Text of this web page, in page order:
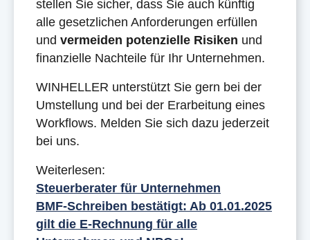
stellen Sie sicher, dass Sie auch künftig
alle gesetzlichen Anforderungen erfüllen
und vermeiden potenzielle Risiken und
finanzielle Nachteile für Ihr Unternehmen.
WINHELLER unterstützt Sie gern bei der
Umstellung und bei der Erarbeitung eines
Workflows. Melden Sie sich dazu jederzeit
bei uns.
Weiterlesen:
Steuerberater für Unternehmen
BMF-Schreiben bestätigt: Ab 01.01.2025
gilt die E-Rechnung für alle